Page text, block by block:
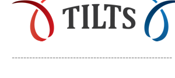
-------------------------------------------------------